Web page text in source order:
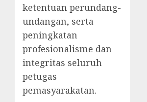
ketentuan perundang-
undangan, serta
peningkatan
profesionalisme dan
integritas seluruh
petugas
pemasyarakatan.